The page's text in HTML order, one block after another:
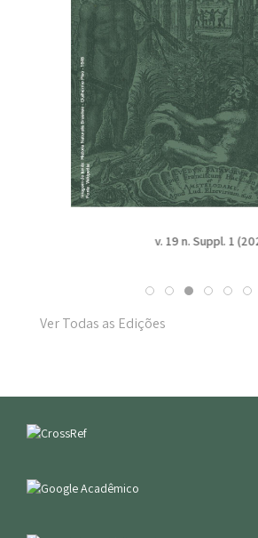
v. 19 n. Suppl. 1 (2025)
Ver Todas as Edições